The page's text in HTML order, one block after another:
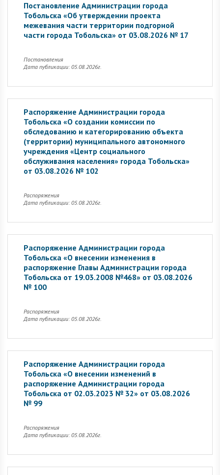
Постановление Администрации города
Тобольска «Об утверждении проекта
межевания части территории подгорной
части города Тобольска» от 03.08.2026 № 17
Постановления
Дата публикации: 05.08.2026г.
Распоряжение Администрации города
Тобольска «О создании комиссии по
обследованию и категорированию объекта
(территории) муниципального автономного
учреждения «Центр социального
обслуживания населения» города Тобольска»
от 03.08.2026 № 102
Распоряжения
Дата публикации: 05.08.2026г.
Распоряжение Администрации города
Тобольска «О внесении изменения в
распоряжение Главы Администрации города
Тобольска от 19.03.2008 №468» от 03.08.2026
№ 100
Распоряжения
Дата публикации: 05.08.2026г.
Распоряжение Администрации города
Тобольска «О внесении изменений в
распоряжение Администрации города
Тобольска от 02.03.2023 № 32» от 03.08.2026
№ 99
Распоряжения
Дата публикации: 05.08.2026г.